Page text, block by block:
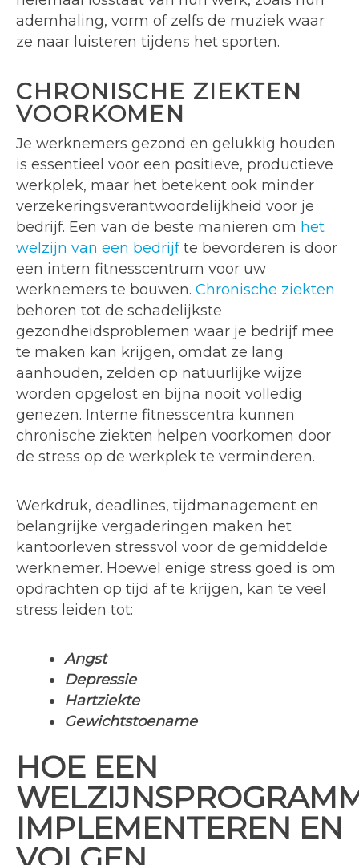
ademhaling, vorm of zelfs de muziek waar
ze naar luisteren tijdens het sporten.
CHRONISCHE ZIEKTEN
VOORKOMEN
Je werknemers gezond en gelukkig houden
is essentieel voor een positieve, productieve
werkplek, maar het betekent ook minder
verzekeringsverantwoordelijkheid voor je
bedrijf. Een van de beste manieren om het
welzijn van een bedrijfte bevorderen is door
een intern fitnesscentrum voor uw
werknemers te bouwen. Chronische ziekten
behoren tot de schadelijkste
gezondheidsproblemen waar je bedrijf mee
te maken kan krijgen, omdat ze lang
aanhouden, zelden op natuurlijke wijze
worden opgelost en bijna nooit volledig
genezen. Interne fitnesscentra kunnen
chronische ziekten helpen voorkomen door
de stress op de werkplek te verminderen.
Werkdruk, deadlines, tijdmanagement en
belangrijke vergaderingen maken het
kantoorleven stressvol voor de gemiddelde
werknemer. Hoewel enige stress goed is om
opdrachten op tijd af te krijgen, kan te veel
stress leiden tot:
Angst
Depressie
Hartziekte
Gewichtstoename
HOE EEN
IMPLEMENTEREN EN